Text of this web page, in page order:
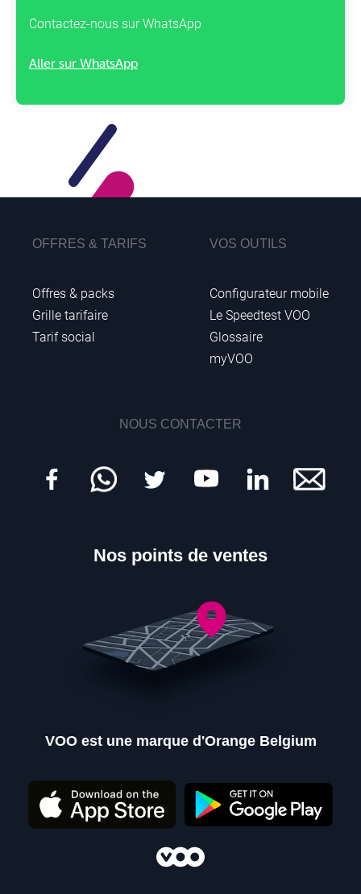
Nos points de ventes
Contactez-nous sur WhatsApp
Aller sur WhatsApp
OFFRES & TARIFS
Offres & packs
Grille tarifaire
Tarif social
VOS OUTILS
Configurateur mobile
Le Speedtest VOO
Glossaire
myVOO
NOUS CONTACTER
Nos points de ventes
VOO est une marque d'Orange Belgium